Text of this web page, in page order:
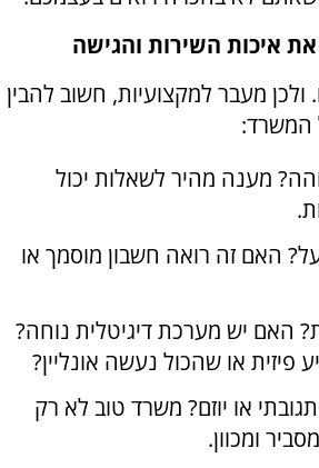
איכות השירות והגישה
מעבר למקצועיות, חשוב להבין
המשרד:
מענה מהיר לשאלות יכול
האם זה רואה חשבון מוסמך או
האם יש מערכת דיגיטלית נוחה?
פיזית או שהכול נעשה אונליין?
או יוזם? משרד טוב לא רק
ומכוון.